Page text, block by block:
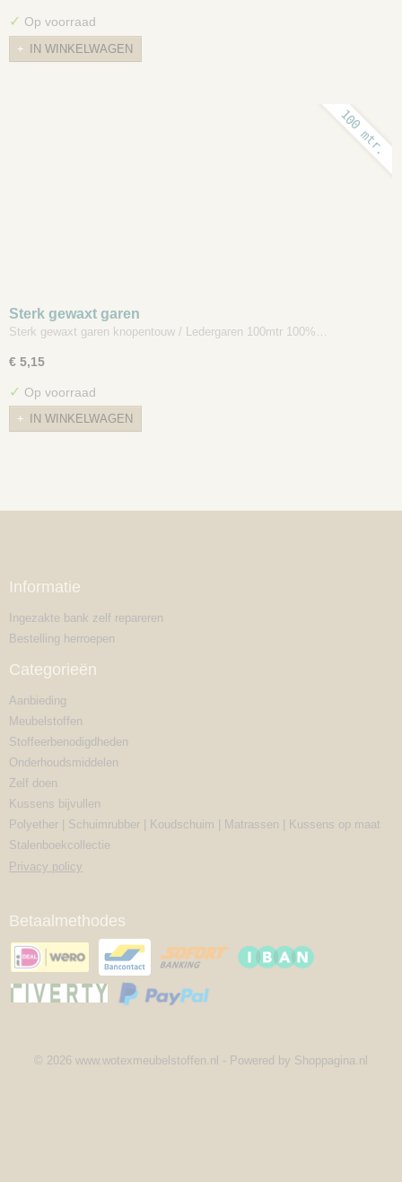
✓ Op voorraad
IN WINKELWAGEN
100 mtr.
Sterk gewaxt garen
Sterk gewaxt garen knopentouw / Ledergaren 100mtr 100%…
€ 5,15
✓ Op voorraad
IN WINKELWAGEN
Informatie
Ingezakte bank zelf repareren
Bestelling herroepen
Categorieën
Aanbieding
Meubelstoffen
Stoffeerbenodigdheden
Onderhoudsmiddelen
Zelf doen
Kussens bijvullen
Polyether | Schuimrubber | Koudschuim | Matrassen | Kussens op maat
Stalenboekcollectie
Privacy policy
Betaalmethodes
© 2026 www.wotexmeubelstoffen.nl - Powered by Shoppagina.nl